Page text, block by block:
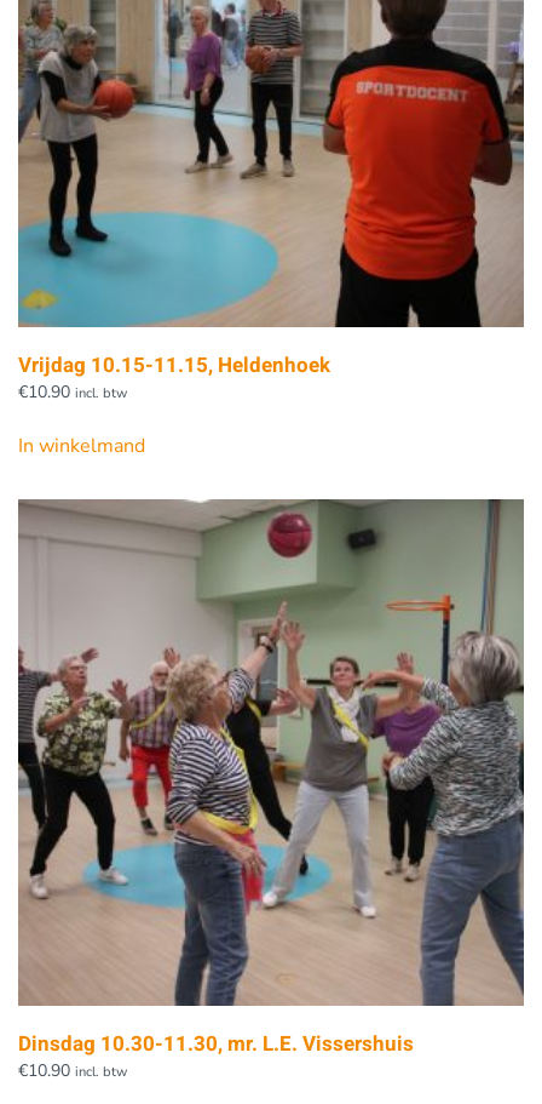
Vrijdag 10.15-11.15, Heldenhoek
€10.90 incl. btw
In winkelmand
Dinsdag 10.30-11.30, mr. L.E. Vissershuis
€10.90 incl. btw